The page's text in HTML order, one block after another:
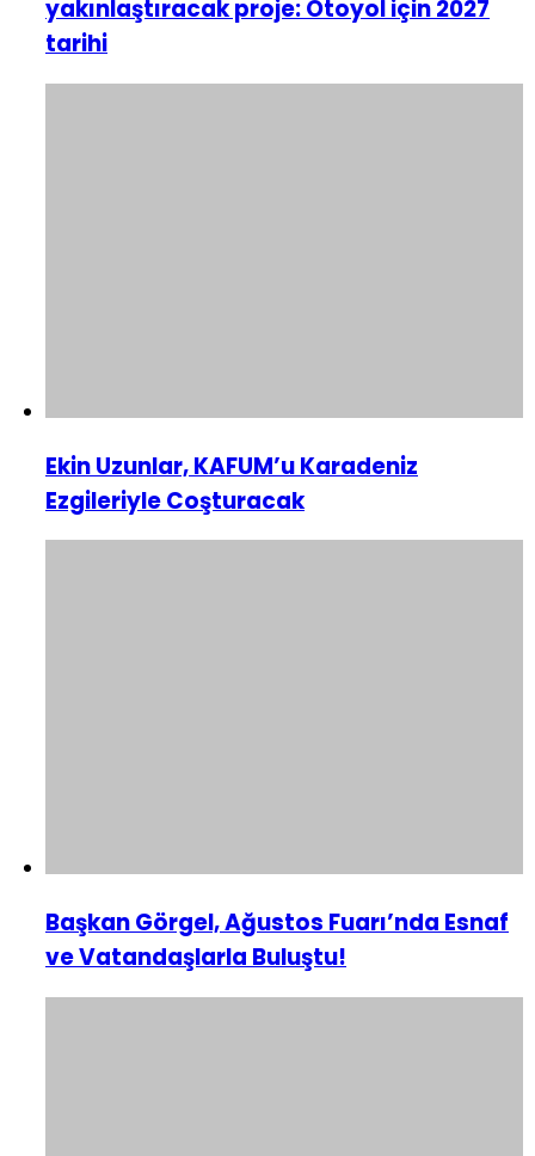
yakınlaştıracak proje: Otoyol için 2027
tarihi
Ekin Uzunlar, KAFUM’u Karadeniz
Ezgileriyle Coşturacak
Başkan Görgel, Ağustos Fuarı’nda Esnaf
ve Vatandaşlarla Buluştu!